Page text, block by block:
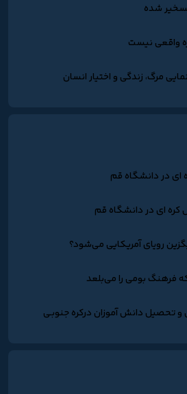
شده
واقعی نیست
مرگ، زندگی و اختیار انسان
ای در دانشگاه قم
کره ای در دانشگاه قم
رویای آمریکایی می‌شود؟
فرهنگ بومی را می‌بلعد
و تحصیل دانش آموزان درکره جنوبـی